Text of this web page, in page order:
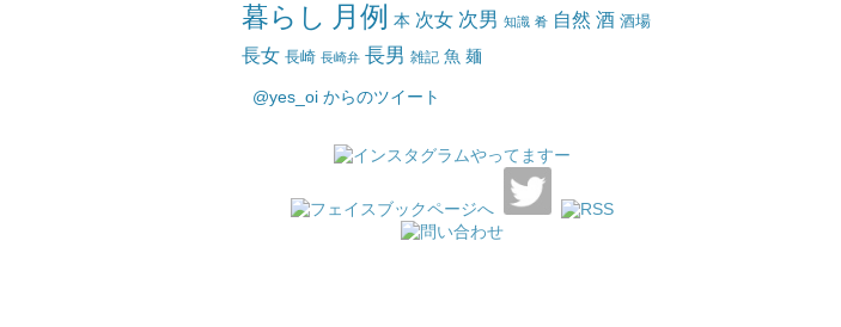
暮らし 月例 本 次女 次男 知識 肴 自然 酒 酒場
長女 長崎 長崎弁 長男 雑記 魚 麺
@yes_oi からのツイート